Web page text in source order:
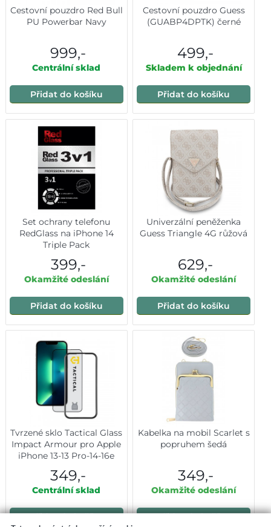
Cestovní pouzdro Red Bull
PU Powerbar Navy
999,-
Centrální sklad
Přidat do košíku
Cestovní pouzdro Guess
(GUABP4DPTK) černé
499,-
Skladem k objednání
Přidat do košíku
Set ochrany telefonu
RedGlass na iPhone 14
Triple Pack
399,-
Okamžité odeslání
Přidat do košíku
Univerzální peněženka
Guess Triangle 4G růžová
629,-
Okamžité odeslání
Přidat do košíku
Tvrzené sklo Tactical Glass
Impact Armour pro Apple
iPhone 13-13 Pro-14-16e
349,-
Centrální sklad
Přidat do košíku
Kabelka na mobil Scarlet s
popruhem šedá
349,-
Okamžité odeslání
Přidat do košíku